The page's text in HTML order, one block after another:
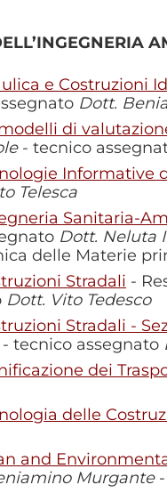
e Costruzioni
Dott.
di
- tecnico
Informative
Telesca
Sanitaria-
Dott. Neluta
delle Materie
Stradali -
Dott. Vito Tedesco
Stradali -
tecnico assegnato
dei
delle
and
Murgante-